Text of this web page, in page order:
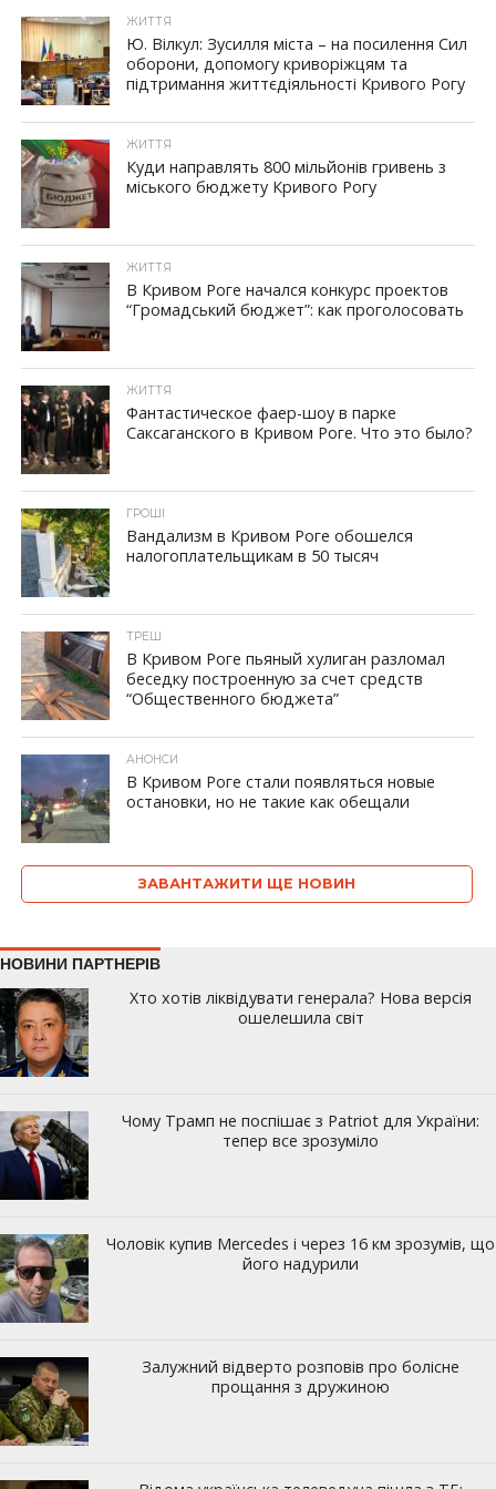
ЖИТТЯ
Ю. Вілкул: Зусилля міста – на посилення Сил
оборони, допомогу криворіжцям та
підтримання життєдіяльності Кривого Рогу
ЖИТТЯ
Куди направлять 800 мільйонів гривень з
міського бюджету Кривого Рогу
ЖИТТЯ
В Кривом Роге начался конкурс проектов
“Громадський бюджет”: как проголосовать
ЖИТТЯ
Фантастическое фаер-шоу в парке
Саксаганского в Кривом Роге. Что это было?
ГРОШІ
Вандализм в Кривом Роге обошелся
налогоплательщикам в 50 тысяч
ТРЕШ
В Кривом Роге пьяный хулиган разломал
беседку построенную за счет средств
“Общественного бюджета”
АНОНСИ
В Кривом Роге стали появляться новые
остановки, но не такие как обещали
ЗАВАНТАЖИТИ ЩЕ НОВИН